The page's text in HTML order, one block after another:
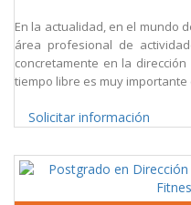
En la actualidad, en el mundo
área profesional de
concretamente en la
tiempo libre es muy
Solicitar información